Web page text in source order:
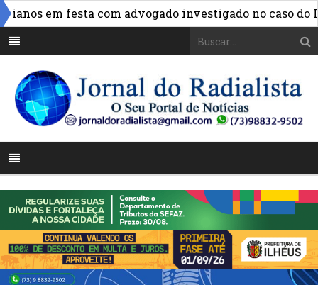
em festa com advogado investigado no caso do INSS